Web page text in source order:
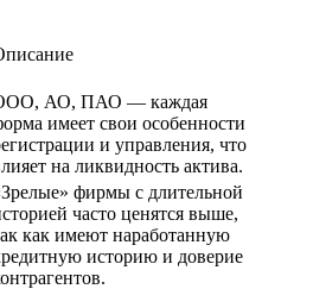
АО, ПАО — каждая
имеет свои особенности
и управления, что
на ликвидность актива.
фирмы с длительной
часто ценятся выше,
как имеют наработанную
историю и доверие